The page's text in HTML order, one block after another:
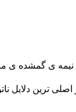
نیمه ی گمشده
اصلی ترین